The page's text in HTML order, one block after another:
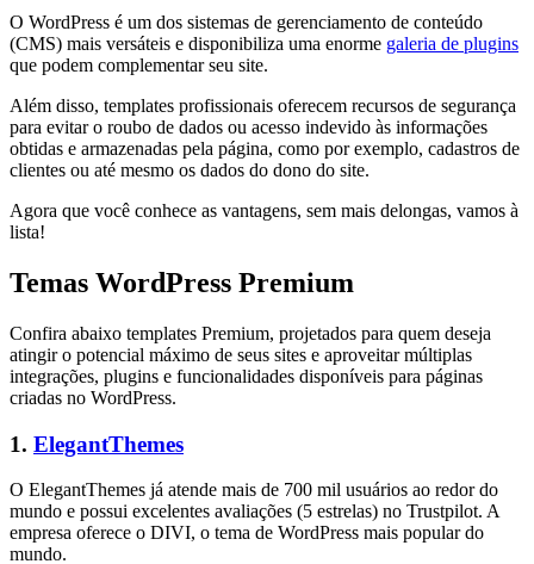
O WordPress é um dos sistemas de gerenciamento de conteúdo
(CMS) mais versáteis e disponibiliza uma enorme galeria de plugins
que podem complementar seu site.
Além disso, templates profissionais oferecem recursos de segurança
para evitar o roubo de dados ou acesso indevido às informações
obtidas e armazenadas pela página, como por exemplo, cadastros de
clientes ou até mesmo os dados do dono do site.
Agora que você conhece as vantagens, sem mais delongas, vamos à
lista!
Temas WordPress Premium
Confira abaixo templates Premium, projetados para quem deseja
atingir o potencial máximo de seus sites e aproveitar múltiplas
integrações, plugins e funcionalidades disponíveis para páginas
criadas no WordPress.
1. ElegantThemes
O ElegantThemes já atende mais de 700 mil usuários ao redor do
mundo e possui excelentes avaliações (5 estrelas) no Trustpilot. A
empresa oferece o DIVI, o tema de WordPress mais popular do
mundo.